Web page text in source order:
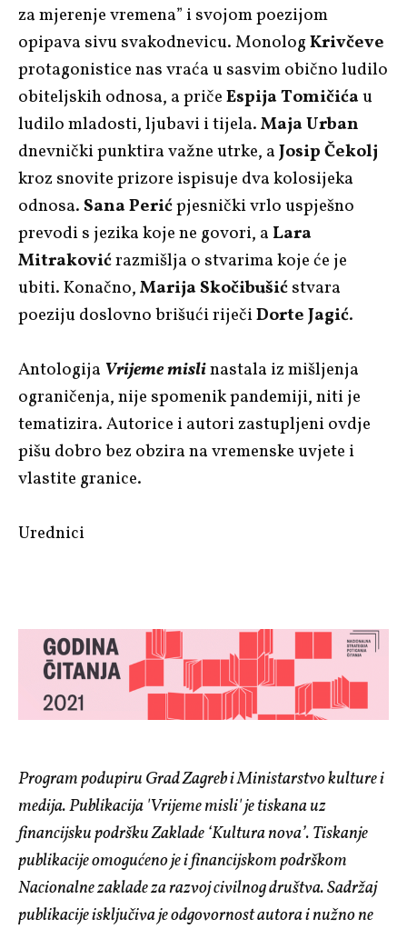
za mjerenje vremena” i svojom poezijom
opipava sivu svakodnevicu. MonologKrivčeve
protagonistice nas vraća u sasvim obično ludilo
obiteljskih odnosa, a pričeEspija Tomičićau
ludilo mladosti, ljubavi i tijela.Maja Urban
dnevnički punktira važne utrke, aJosip Čekolj
kroz snovite prizore ispisuje dva kolosijeka
odnosa.Sana Perićpjesnički vrlo uspješno
prevodi s jezika koje ne govori, a Lara
Mitrakovićrazmišlja o stvarima koje će je
ubiti. Konačno,Marija Skočibušićstvara
poeziju doslovno brišući riječiDorte Jagić.
Antologija Vrijeme mislinastala iz mišljenja
ograničenja, nije spomenik pandemiji, niti je
tematizira. Autorice i autori zastupljeni ovdje
pišu dobro bez obzira na vremenske uvjete i
vlastite granice.
Urednici
Program podupiru Grad Zagreb i Ministarstvo kulture i
medija. Publikacija 'Vrijeme misli' je tiskana uz
financijsku podršku Zaklade ‘Kultura nova’. Tiskanje
publikacije omogućeno je i financijskom podrškom
Nacionalne zaklade za razvoj civilnog društva. Sadržaj
publikacije isključiva je odgovornost autora i nužno ne